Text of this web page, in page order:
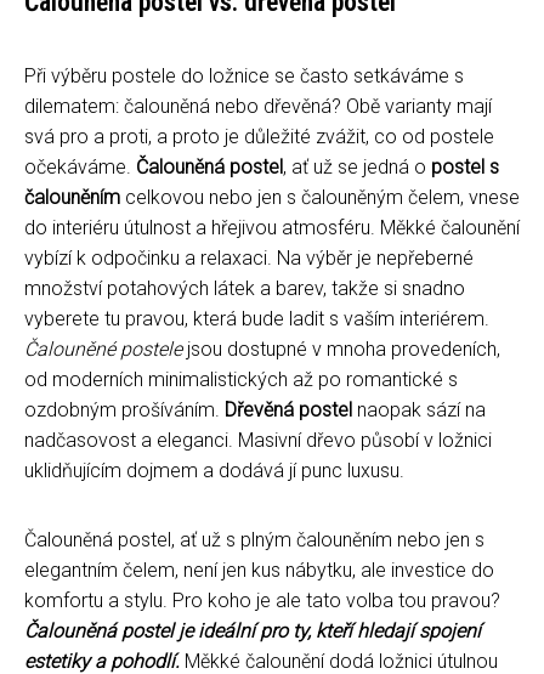
Při výběru postele do ložnice se často setkáváme s
dilematem: čalouněná nebo dřevěná? Obě varianty mají
svá pro a proti, a proto je důležité zvážit, co od postele
očekáváme. Čalouněná postel, ať už se jedná o postel s
čalouněním celkovou nebo jen s čalouněným čelem, vnese
do interiéru útulnost a hřejivou atmosféru. Měkké čalounění
vybízí k odpočinku a relaxaci. Na výběr je nepřeberné
množství potahových látek a barev, takže si snadno
vyberete tu pravou, která bude ladit s vaším interiérem.
Čalouněné postelejsou dostupné v mnoha provedeních,
od moderních minimalistických až po romantické s
ozdobným prošíváním. Dřevěná postel naopak sází na
nadčasovost a eleganci. Masivní dřevo působí v ložnici
uklidňujícím dojmem a dodává jí punc luxusu.
Čalouněná postel, ať už s plným čalouněním nebo jen s
elegantním čelem, není jen kus nábytku, ale investice do
komfortu a stylu. Pro koho je ale tato volba tou pravou?
Čalouněná postel je ideální pro ty, kteří hledají spojení
estetiky a pohodlí. Měkké čalounění dodá ložnici útulnou